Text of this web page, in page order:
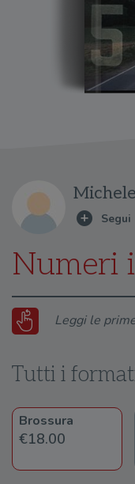
Numeri
Leggi le
Tutti i
Brossura
€18.00